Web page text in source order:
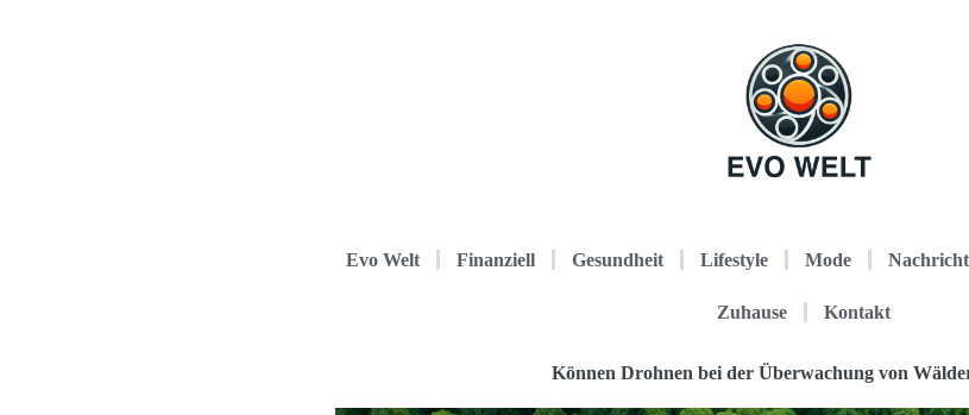
Evo Welt Finanziell Gesundheit Lifestyle Mode
Zuhause Kontakt
Können Drohnen bei der Überwachung von